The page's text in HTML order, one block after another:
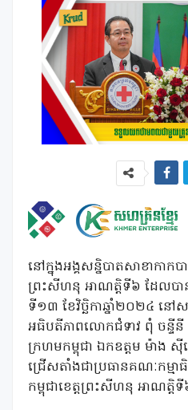
នៅក្នុងអង្គសន្និបាតសាខាកាកប
ព្រះសីហនុ អាណត្តិទី៦ ដែលបា
ទី១៣ ខែវិច្ឆិកាឆ្នាំ២០២៤ នៅស
អធិបតីភាពលោកជំទាវ ពុំ ចន្ទីនី
ក្រហមកម្ពុជា ឯកឧត្តម ម៉ាង ស៊ី
ជ្រើសតាំងជាប្រធានគណៈកម្មា
កម្ពុជាខេត្តព្រះសីហនុ អាណត្តិ